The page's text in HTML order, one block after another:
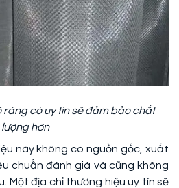
ràng có uy tín sẽ đảm bảo chất
lượng hơn
này không có nguồn gốc, xuất
chuẩn đánh giá và cũng không
Một địa chỉ thương hiệu uy tín sẽ